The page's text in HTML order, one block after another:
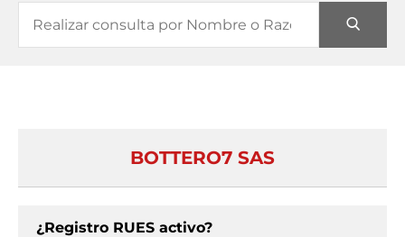
BOTTERO7 SAS
¿Registro RUES activo?